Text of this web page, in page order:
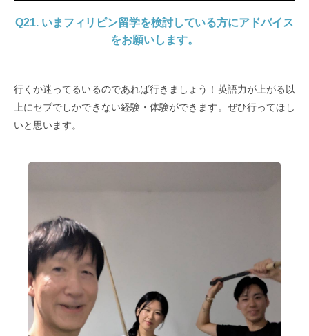
Q21. いまフィリピン留学を検討している方にアドバイス
をお願いします。
行くか迷ってるいるのであれば行きましょう！英語力が上がる以
上にセブでしかできない経験・体験ができます。ぜひ行ってほし
いと思います。